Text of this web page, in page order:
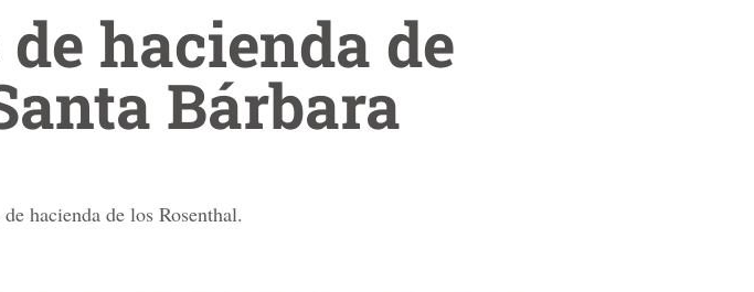
hacienda de
Bárbara
hacienda de los Rosenthal.